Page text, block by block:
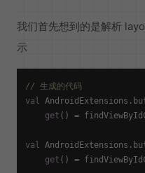
我们首先想到的是解析
示
// 生成的代码
val
get () =
val
get () =